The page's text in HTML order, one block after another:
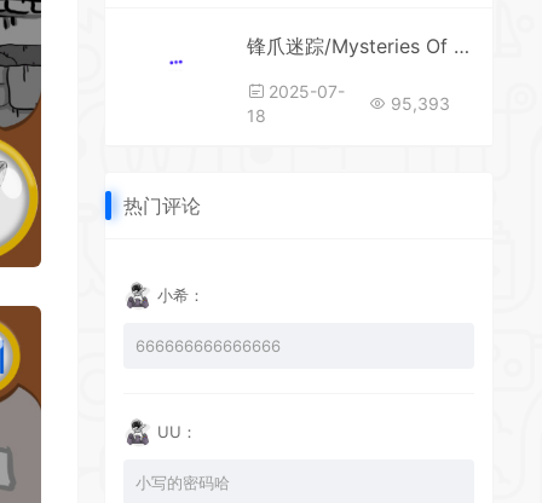
锋爪迷踪/Mysteries Of FangClaw
2025-07-
18
95,393
热门评论
小希：
666666666666666
UU：
小写的密码哈